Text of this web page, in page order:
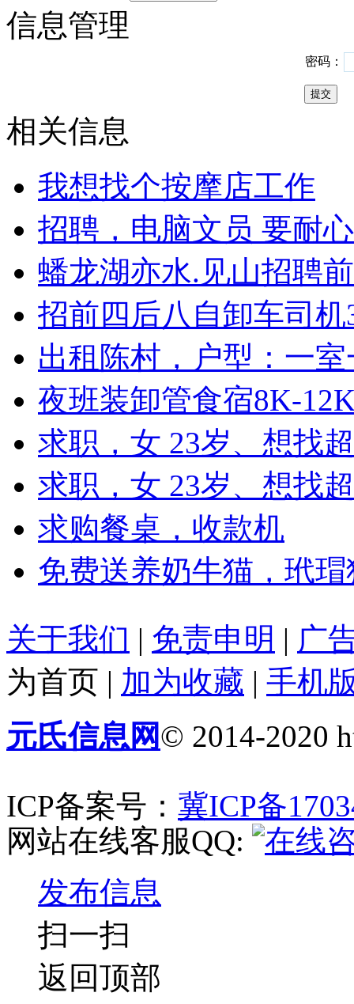
信息管理
密码：
相关信息
我想找个按摩店工作
招聘，电脑文员 要耐
蟠龙湖亦水.见山招聘
招前四后八自卸车司机
出租陈村，户型：一
夜班装卸管食宿8K-
求职，女 23岁、想找
求职，女 23岁、想找
求购餐桌，收款机
免费送养奶牛猫，玳
关于我们 | 免责申明 | 广
为首页 | 加为收藏 | 手机
元氏信息网© 2014-2020
ICP备案号： 冀ICP备
网站在线客服QQ:
发布信息
扫一扫
返回顶部